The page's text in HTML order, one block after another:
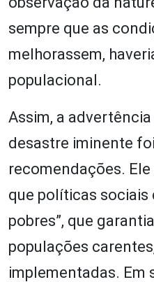
sempre que as
melhorassem,
populacional.
Assim, a
desastre iminente
recomendações.
que políticas sociais
pobres”, que
populações
implementadas. Em